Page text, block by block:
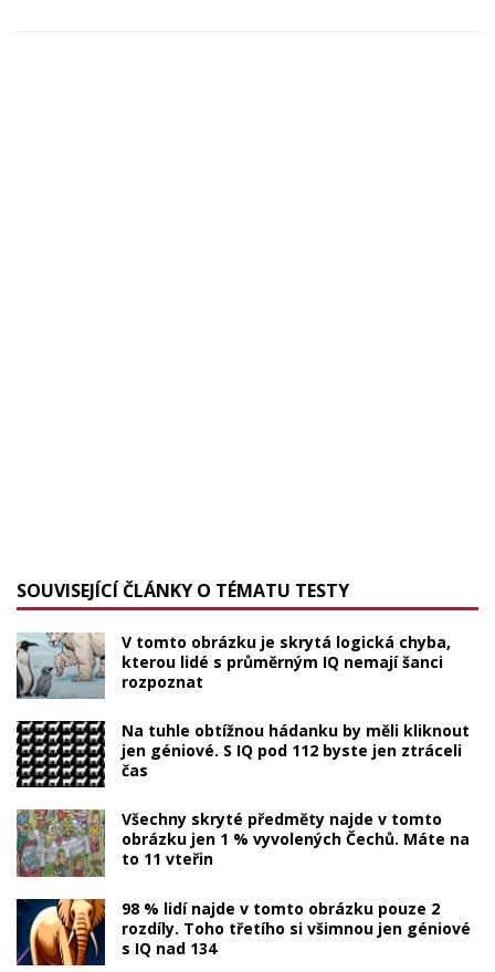
SOUVISEJÍCÍ ČLÁNKY O TÉMATU TESTY
V tomto obrázku je skrytá logická chyba,
kterou lidé s průměrným IQ nemají šanci
rozpoznat
Na tuhle obtížnou hádanku by měli kliknout
jen géniové. S IQ pod 112 byste jen ztráceli
čas
Všechny skryté předměty najde v tomto
obrázku jen 1 % vyvolených Čechů. Máte na
to 11 vteřin
98 % lidí najde v tomto obrázku pouze 2
rozdíly. Toho třetího si všimnou jen géniové
s IQ nad 134